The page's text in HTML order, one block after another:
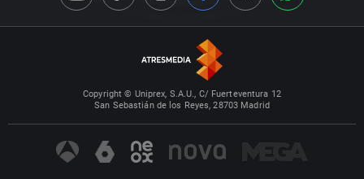
Copyright © Uniprex, S.A.U., C/ Fuerteventura 12
San Sebastián de los Reyes, 28703 Madrid